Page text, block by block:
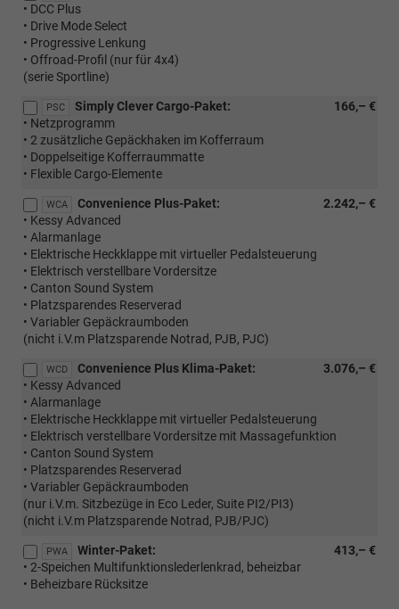
• DCC Plus
• Drive Mode Select
• Progressive Lenkung
• Offroad-Profil (nur für 4x4)
(serie Sportline)
PSC 166,– €
Simply Clever Cargo-Paket:
• Netzprogramm
• 2 zusätzliche Gepäckhaken im Kofferraum
• Doppelseitige Kofferraummatte
• Flexible Cargo-Elemente
WCA 2.242,– €
Convenience Plus-Paket:
• Kessy Advanced
• Alarmanlage
• Elektrische Heckklappe mit virtueller Pedalsteuerung
• Elektrisch verstellbare Vordersitze
• Canton Sound System
• Platzsparendes Reserverad
• Variabler Gepäckraumboden
(nicht i.V.m Platzsparende Notrad, PJB, PJC)
WCD 3.076,– €
Convenience Plus Klima-Paket:
• Kessy Advanced
• Alarmanlage
• Elektrische Heckklappe mit virtueller Pedalsteuerung
• Elektrisch verstellbare Vordersitze mit Massagefunktion
• Canton Sound System
• Platzsparendes Reserverad
• Variabler Gepäckraumboden
(nur i.V.m. Sitzbezüge in Eco Leder, Suite PI2/PI3)
(nicht i.V.m Platzsparende Notrad, PJB/PJC)
PWA 413,– €
Winter-Paket:
• 2-Speichen Multifunktionslederlenkrad, beheizbar
• Beheizbare Rücksitze